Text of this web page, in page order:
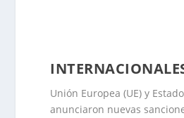
Unión Europea (UE) y
anunciaron nuevas